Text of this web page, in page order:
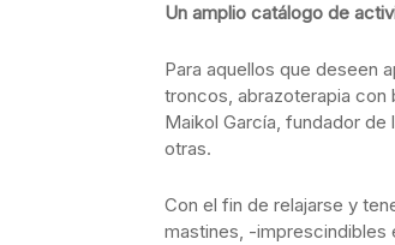
Un amplio catálogo de
Para aquellos que deseen
troncos, abrazoterapia
Maikol García, fundador
otras.
Con el fin de relajarse y
mastines, -imprescindibles